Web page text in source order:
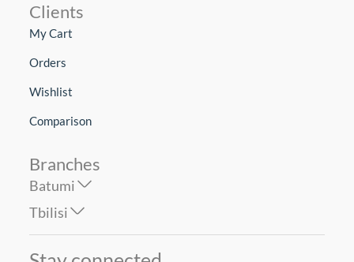
Clients
My Cart
Orders
Wishlist
Comparison
Branches
Batumi
Tbilisi